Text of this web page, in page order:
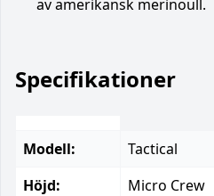
av amerikansk merinoull.
Specifikationer
Modell:
Tactical
Höjd:
Micro Crew